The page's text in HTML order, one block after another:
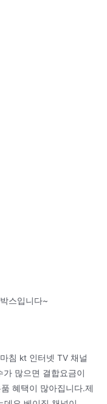
스입니다~
침 kt 인터넷 TV 채널
많으면 결합요금이
혜택이 많아집니다.제